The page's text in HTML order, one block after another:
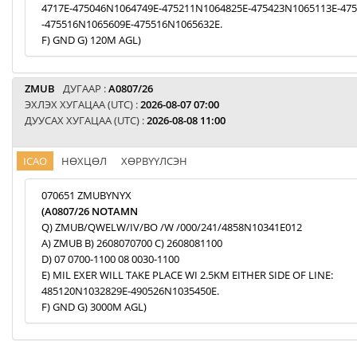
4717E-475046N1064749E-475211N1064825E-475423N1065113E-
-475516N1065609E-475516N1065632E.
F) GND G) 120M AGL)
ZMUB ДУГААР :A0807/26
ЭХЛЭХ ХУГАЦАА (UTC) :2026-08-07 07:00
ДУУСАХ ХУГАЦАА (UTC) :2026-08-08 11:00
ICAO НӨХЦӨЛ ХӨРВҮҮЛСЭН
070651 ZMUBYNYX
(A0807/26 NOTAMN
Q) ZMUB/QWELW/IV/BO /W /000/241/4858N10341E012
A) ZMUB B) 2608070700 C) 2608081100
D) 07 0700-1100 08 0030-1100
E) MIL EXER WILL TAKE PLACE WI 2.5KM EITHER SIDE OF LINE:
485120N1032829E-490526N1035450E.
F) GND G) 3000M AGL)